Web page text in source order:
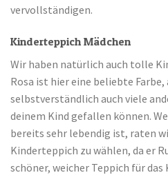
vervollständigen.
Kinderteppich Mädchen
Wir haben natürlich auch tolle
Rosa ist hier eine beliebte Farbe,
selbstverständlich auch viele
deinem Kind gefallen können.
bereits sehr lebendig ist, raten
Kinderteppich zu wählen, da er
schöner, weicher Teppich für